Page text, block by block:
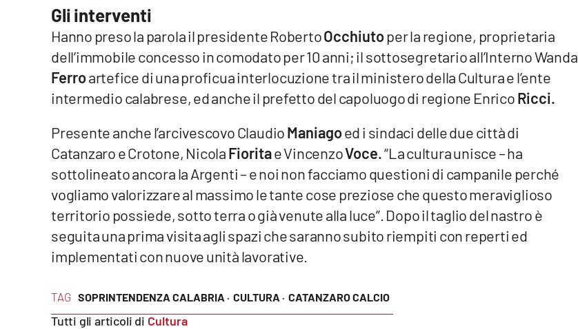
Vibo Valentia
Lamezia Terme
Buona Sanità Calabria
Calabriavisione
TAG SOPRINTENDENZA CALABRIA · CULTURA · CATANZARO CALCIO
Tutti gli articoli di Cultura
Gli interventi
Hanno preso la parola il presidente RobertoOcchiutoper la regione, proprietaria
dell’immobile concesso in comodato per 10 anni; il sottosegretario all’Interno Wanda
Ferroartefice di una proficua interlocuzione tra il ministero della Cultura e l’ente
intermedio calabrese, ed anche il prefetto del capoluogo di regione EnricoRicci.
Presente anche l’arcivescovo ClaudioManiagoed i sindaci delle due città di
Catanzaro e Crotone, NicolaFioritae VincenzoVoce.“La cultura unisce – ha
sottolineato ancora la Argenti – e noi non facciamo questioni di campanile perché
vogliamo valorizzare al massimo le tante cose preziose che questo meraviglioso
territorio possiede, sotto terra o già venute alla luce”. Dopo il taglio del nastro è
seguita una prima visita agli spazi che saranno subito riempiti con reperti ed
implementati con nuove unità lavorative.